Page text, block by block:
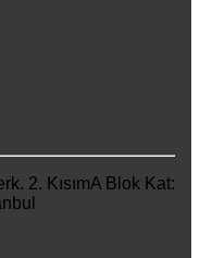
2. KısımA Blok Kat: